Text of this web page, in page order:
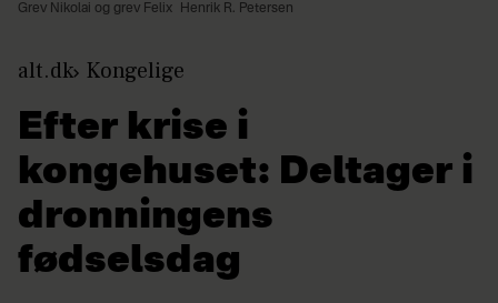
Grev Nikolai og grev Felix Henrik R. Petersen
alt.dk Kongelige
Efter krise i
kongehuset: Deltager i
dronningens
fødselsdag